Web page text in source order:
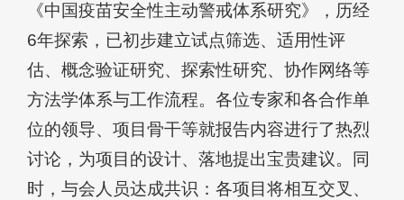
《中国疫苗安全性主动警戒体系研究》，历经
6年探索，已初步建立试点筛选、适用性评
估、概念验证研究、探索性研究、协作网络等
方法学体系与工作流程。各位专家和各合作单
位的领导、项目骨干等就报告内容进行了热烈
讨论，为项目的设计、落地提出宝贵建议。同
时，与会人员达成共识：各项目将相互交叉、